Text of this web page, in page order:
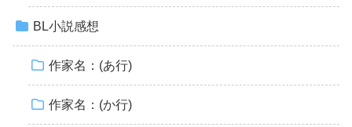
BL小説感想
作家名：(あ行)
作家名：(か行)